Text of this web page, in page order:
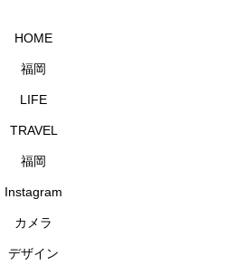
HOME
福岡
LIFE
TRAVEL
福岡
Instagram
カメラ
デザイン